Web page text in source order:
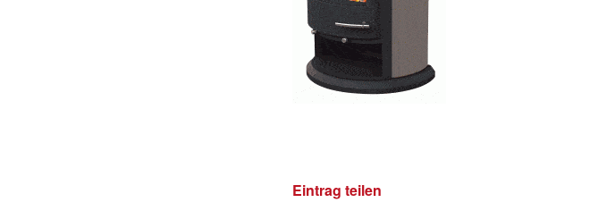
Eintrag teilen